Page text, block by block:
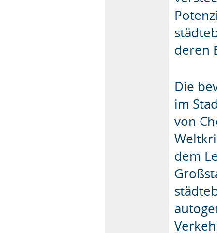
deren
Die
im
von
dem